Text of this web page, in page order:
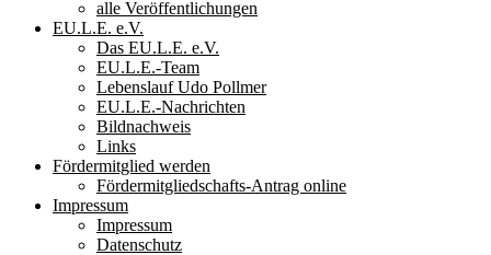
alle Veröffentlichungen
EU.L.E. e.V.
Das EU.L.E. e.V.
EU.L.E.-Team
Lebenslauf Udo Pollmer
EU.L.E.-Nachrichten
Bildnachweis
Links
Fördermitglied werden
Fördermitgliedschafts-Antrag online
Impressum
Impressum
Datenschutz